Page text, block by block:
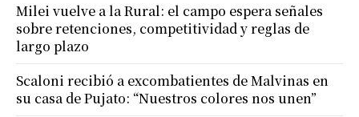
Milei vuelve a la Rural: el campo espera señales
sobre retenciones, competitividad y reglas de
largo plazo
Scaloni recibió a excombatientes de Malvinas en
su casa de Pujato: “Nuestros colores nos unen”